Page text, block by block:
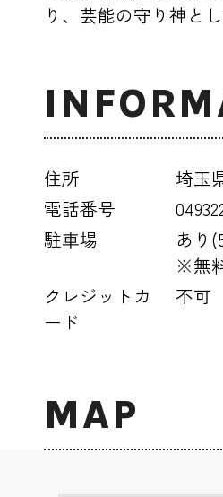
り、芸能の守り神と
住所
埼玉
電話番号
駐車場
あり
※無
クレジットカ
ード
不可
MAP